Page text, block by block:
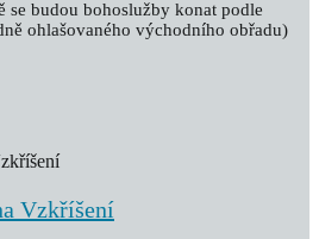
se budou bohoslužby konat podle
ohlašovaného východního obřadu)
Vzkříšení